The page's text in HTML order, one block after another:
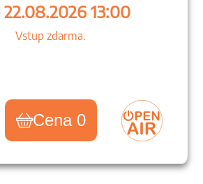
22.08.2026 13:00
Vstup zdarma.
Cena 0